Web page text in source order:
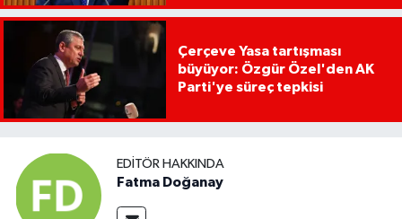
Çerçeve Yasa tartışması
büyüyor: Özgür Özel'den AK
Parti'ye süreç tepkisi
EDITÖR HAKKINDA
Fatma Doğanay